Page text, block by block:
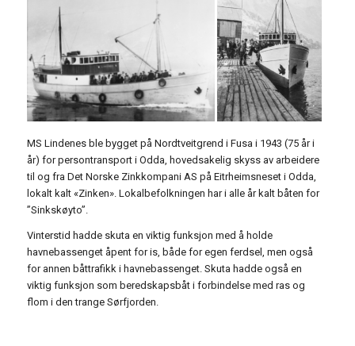
MS Lindenes ble bygget på Nordtveitgrend i Fusa i 1943 (75 år i
år) for persontransport i Odda, hovedsakelig skyss av arbeidere
til og fra Det Norske Zinkkompani AS på Eitrheimsneset i Odda,
lokalt kalt «Zinken». Lokalbefolkningen har i alle år kalt båten for
”Sinkskøyto”.
Vinterstid hadde skuta en viktig funksjon med å holde
havnebassenget åpent for is, både for egen ferdsel, men også
for annen båttrafikk i havnebassenget. Skuta hadde også en
viktig funksjon som beredskapsbåt i forbindelse med ras og
flom i den trange Sørfjorden.